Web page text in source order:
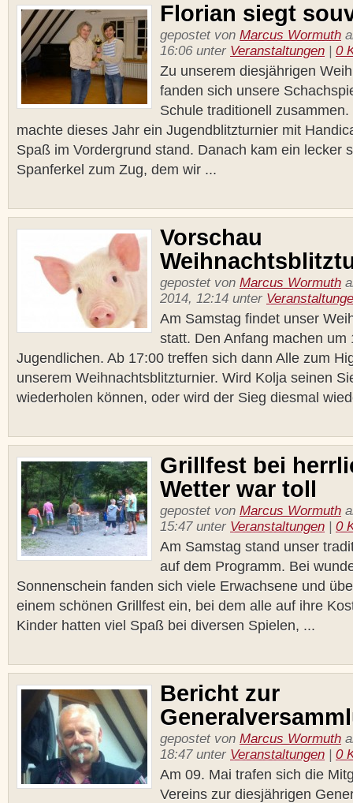
Florian siegt
gepostet von Marcus Wormuth
16:06 unter Veranstaltungen | 0
Zu unserem diesjährigen
fanden sich unsere
Schule traditionell
machte dieses Jahr ein Jugendblitzturnier mit
Spaß im Vordergrund stand. Danach kam ein lecker
Spanferkel zum Zug, dem wir ...
Vorschau
gepostet von Marcus Wormuth
2014, 12:14 unter
Am Samstag findet unser
statt. Den Anfang machen um
Jugendlichen. Ab 17:00 treffen sich dann Alle zum
unserem Weihnachtsblitzturnier. Wird Kolja seinen
wiederholen können, oder wird der Sieg diesmal
Grillfest bei
Wetter war toll
gepostet von Marcus Wormuth
15:47 unter Veranstaltungen | 0
Am Samstag stand unser
auf dem Programm. Bei
Sonnenschein fanden sich viele Erwachsene und
einem schönen Grillfest ein, bei dem alle auf ihre
Kinder hatten viel Spaß bei diversen Spielen, ...
Bericht zur
gepostet von Marcus Wormuth
18:47 unter Veranstaltungen | 0
Am 09. Mai trafen sich die
Vereins zur diesjährigen